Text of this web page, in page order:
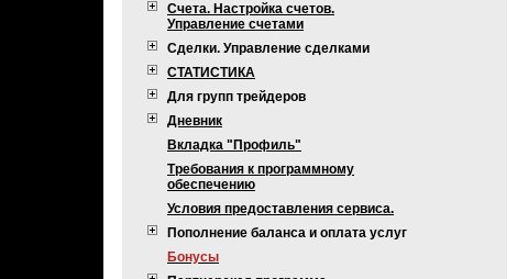
Счета. Настройка счетов.
Управление счетами
Сделки. Управление сделками
СТАТИСТИКА
Для групп трейдеров
Дневник
Вкладка "Профиль"
Требования к программному
обеспечению
Условия предоставления сервиса.
Пополнение баланса и оплата услуг
Бонусы